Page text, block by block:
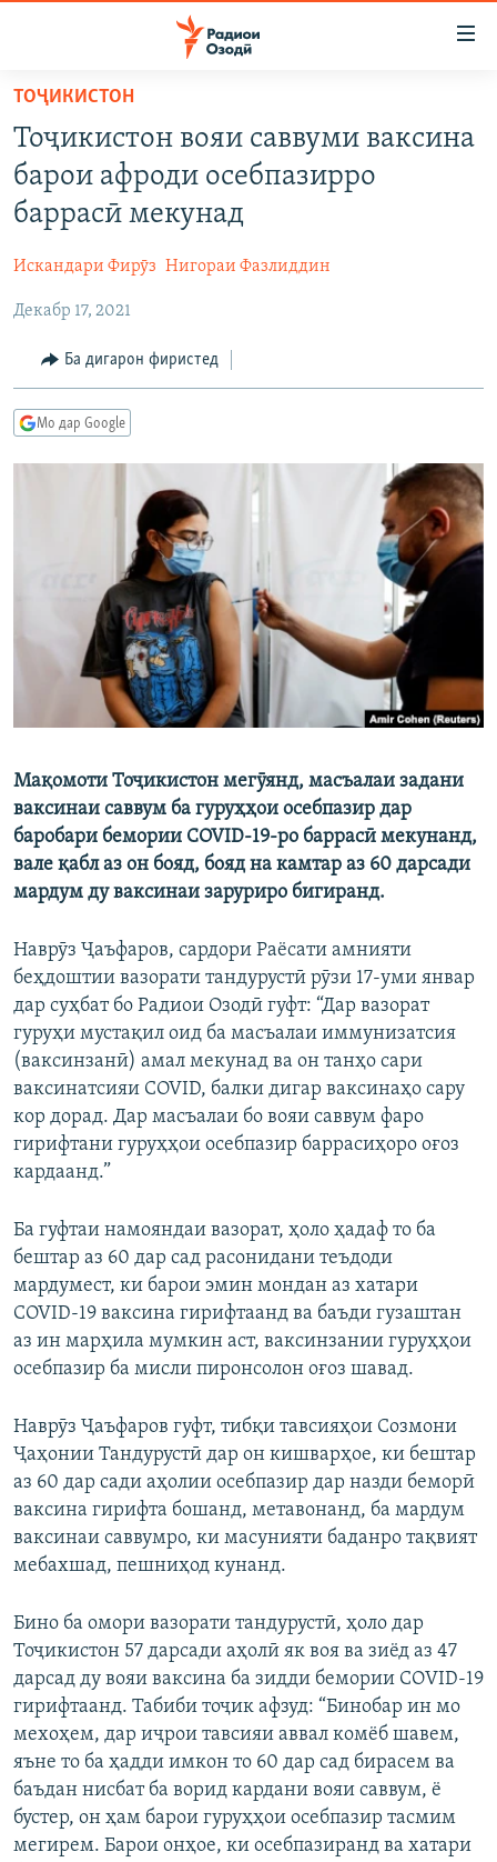
Ҷаҳиш
мояи
аслӣ
Ҷаҳиш
ба
феҳристи
Ҷаҳиш
ҷустор
ҚАЗИЯИ "КРОКУС"
ОСИЁИ МАРКАЗӢ
ФАРҲАНГ
ВАРЗИШ
ГАПИ ОЗОД
РӮЗГОРИ МУҲОҶИР
ТАҲҚИҚОТ
ҶАНГ ДАР УКРАИНА
НАЗАРИ МАРДУМ
ОЗОДӢ ОНЛАЙН
ВИДЕО
ГУЗОРИШҲОИ РАДИОӢ
РӮЙХАТҲО
ПАЙГИРӢ КУНЕД
ТОҶИКИСТОН
Тоҷикистон вояи саввуми ваксина
барои афроди осебпазирро
баррасӣ мекунад
Искандари Фирӯз Нигораи Фазлиддин
Декабр 17, 2021
Ба дигарон фиристед
Мо дар Google
Мақомоти Тоҷикистон мегӯянд, масъалаи задани
ваксинаи саввум ба гуруҳҳои осебпазир дар
баробари бемории COVID-19-ро баррасӣ мекунанд,
вале қабл аз он бояд, бояд на камтар аз 60 дарсади
мардум ду ваксинаи заруриро бигиранд.
Наврӯз Ҷаъфаров, сардори Раёсати амнияти
беҳдоштии вазорати тандурустӣ рӯзи 17-уми январ
дар суҳбат бо Радиои Озодӣ гуфт: “Дар вазорат
гуруҳи мустақил оид ба масъалаи иммунизатсия
(ваксинзанӣ) амал мекунад ва он танҳо сари
ваксинатсияи COVID, балки дигар ваксинаҳо сару
кор дорад. Дар масъалаи бо вояи саввум фаро
гирифтани гуруҳҳои осебпазир баррасиҳоро оғоз
кардаанд.”
Ба гуфтаи намояндаи вазорат, ҳоло ҳадаф то ба
бештар аз 60 дар сад расонидани теъдоди
мардумест, ки барои эмин мондан аз хатари
СOVID-19 ваксина гирифтаанд ва баъди гузаштан
аз ин марҳила мумкин аст, ваксинзании гуруҳҳои
осебпазир ба мисли пиронсолон оғоз шавад.
Наврӯз Ҷаъфаров гуфт, тибқи тавсияҳои Созмони
Ҷаҳонии Тандурустӣ дар он кишварҳое, ки бештар
аз 60 дар сади аҳолии осебпазир дар назди беморӣ
ваксина гирифта бошанд, метавонанд, ба мардум
ваксинаи саввумро, ки масунияти баданро тақвият
мебахшад, пешниҳод кунанд.
Бино ба омори вазорати тандурустӣ, ҳоло дар
Тоҷикистон 57 дарсади аҳолӣ як воя ва зиёд аз 47
дарсад ду вояи ваксина ба зидди бемории СОVID-19
гирифтаанд. Табиби тоҷик афзуд: “Бинобар ин мо
мехоҳем, дар иҷрои тавсияи аввал комёб шавем,
яъне то ба ҳадди имкон то 60 дар сад бирасем ва
баъдан нисбат ба ворид кардани вояи саввум, ё
бустер, он ҳам барои гуруҳҳои осебпазир тасмим
мегирем. Барои онҳое, ки осебпазиранд ва хатари